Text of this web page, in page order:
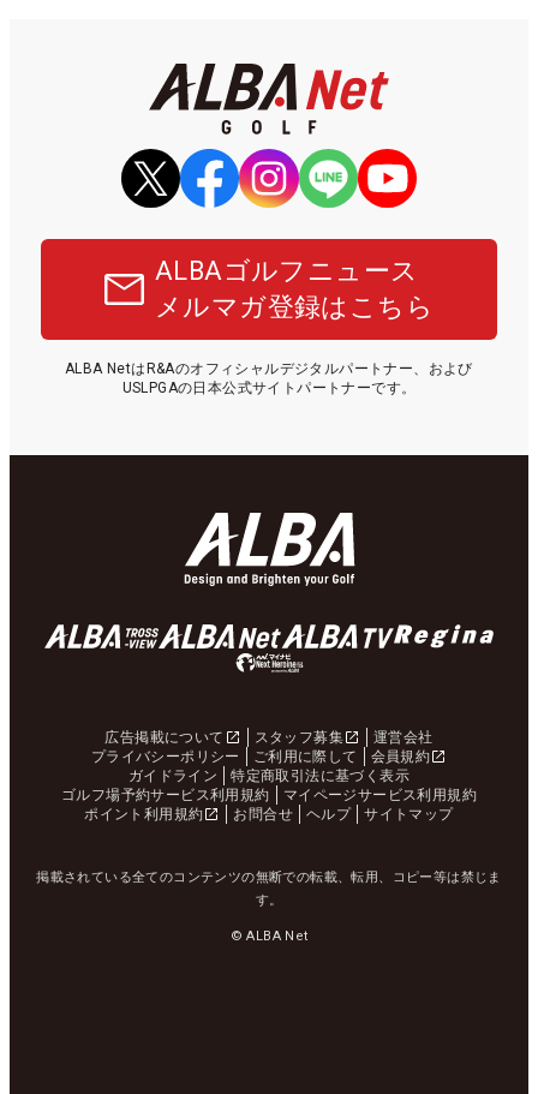
ALBAゴルフニュース
メルマガ登録はこちら
ALBA NetはR&Aのオフィシャルデジタルパートナー、および
USLPGAの日本公式サイトパートナーです。
広告掲載について スタッフ募集
運営会社
プライバシーポリシー
ご利用に際して
会員規約
ガイドライン
特定商取引法に基づく表示
ゴルフ場予約サービス利用規約
マイページサービス利用規約
ポイント利用規約
お問合せ ヘルプ サイトマップ
掲載されている全てのコンテンツの無断での転載、転用、コピー等は禁じま
す。
© ALBA Net